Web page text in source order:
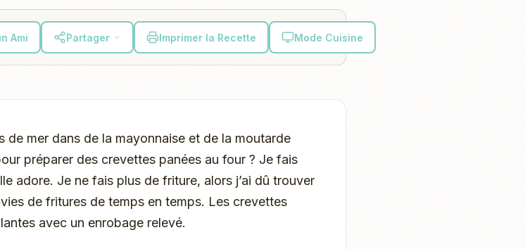
Ami Partager Imprimer la Recette Mode Cuisine
mer dans de la mayonnaise et de la moutarde
préparer des crevettes panées au four ? Je fais
adore. Je ne fais plus de friture, alors j’ai dû trouver
de fritures de temps en temps. Les crevettes
avec un enrobage relevé.